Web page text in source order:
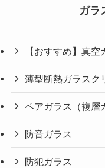
ガラ
【おすすめ】真
薄型断熱ガラスク
ペアガラス（複層
防音ガラス
防犯ガラス